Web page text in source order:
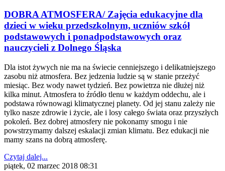
DOBRA ATMOSFERA/ Zajęcia edukacyjne dla
dzieci w wieku przedszkolnym, uczniów szkół
podstawowych i ponadpodstawowych oraz
nauczycieli z Dolnego Śląska
Dla istot żywych nie ma na świecie cenniejszego i delikatniejszego
zasobu niż atmosfera. Bez jedzenia ludzie są w stanie przeżyć
miesiąc. Bez wody nawet tydzień. Bez powietrza nie dłużej niż
kilka minut. Atmosfera to źródło tlenu w każdym oddechu, ale i
podstawa równowagi klimatycznej planety. Od jej stanu zależy nie
tylko nasze zdrowie i życie, ale i losy całego świata oraz przyszłych
pokoleń. Bez dobrej atmosfery nie pokonamy smogu i nie
powstrzymamy dalszej eskalacji zmian klimatu. Bez edukacji nie
mamy szans na dobrą atmosferę.
Czytaj dalej...
piątek, 02 marzec 2018 08:31